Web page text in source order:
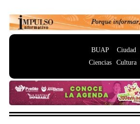
BUAP
Ciencias
Ciudad
Cultura